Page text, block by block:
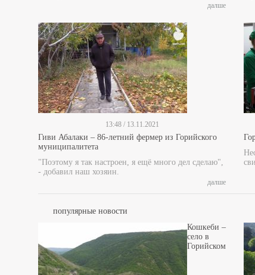
далше
13:48 / 13.11.2021
Гиви Абалаки – 86-летний фермер из Горийского
муниципалитета
"Поэтому я так настроен, я ещё много дел сделаю",
- добавил наш хозяин.
далше
популярные новости
Кошкеби –
село в
Горийском